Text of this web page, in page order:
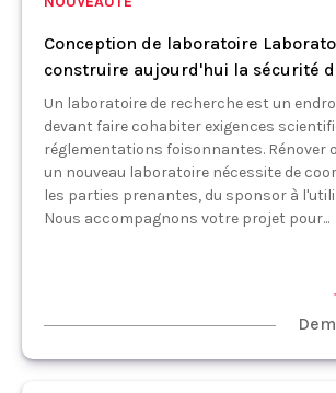
Conception de laboratoire
construire aujourd'hui la sécurité
Un laboratoire de recherche est un
devant faire cohabiter exigences
réglementations foisonnantes. Rénover
un nouveau laboratoire nécessite de
les parties prenantes, du sponsor à
Nous accompagnons votre projet pour...